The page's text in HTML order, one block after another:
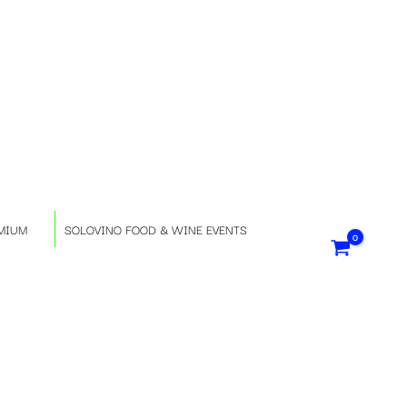
SOLOVINO FOOD & WINE EVENTS
i